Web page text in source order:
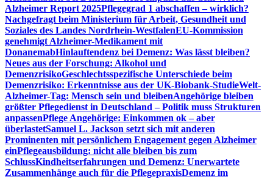
Alzheimer Report 2025Pflegegrad 1 abschaffen – wirklich?
Nachgefragt beim Ministerium für Arbeit, Gesundheit und
Soziales des Landes Nordrhein-WestfalenEU-Kommission
genehmigt Alzheimer-Medikament mit
DonanemabHinlauftendenz bei Demenz: Was lässt bleiben?
Neues aus der Forschung: Alkohol und
DemenzrisikoGeschlechtsspezifische Unterschiede beim
Demenzrisiko: Erkenntnisse aus der UK-Biobank-StudieWelt-
Alzheimer-Tag: Mensch sein und bleibenAngehörige bleiben
größter Pflegedienst in Deutschland – Politik muss Strukturen
anpassenPflege Angehörige: Einkommen ok – aber
überlastetSamuel L. Jackson setzt sich mit anderen
Prominenten mit persönlichem Engagement gegen Alzheimer
einPflegeausbildung: nicht alle bleiben bis zum
SchlussKindheitserfahrungen und Demenz: Unerwartete
Zusammenhänge auch für die PflegepraxisDemenz im